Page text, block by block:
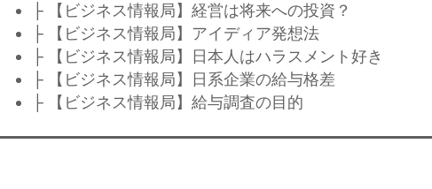
├ 【ビジネス情報局】経営は将来への投資？
├ 【ビジネス情報局】アイディア発想法
├ 【ビジネス情報局】日本人はハラスメント好き
├ 【ビジネス情報局】日系企業の給与格差
├ 【ビジネス情報局】給与調査の目的